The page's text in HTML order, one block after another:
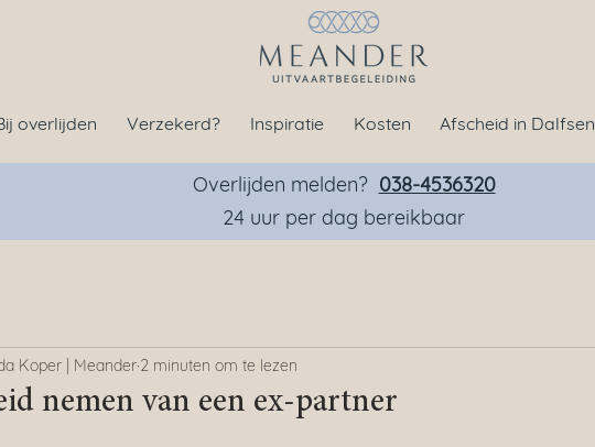
overlijden Verzekerd? Inspiratie Kosten Afscheid in Dalfsen
Overlijden melden? 038-4536320
24 uur per dag bereikbaar
nemen van een ex-partner
Koper | Meander 2 minuten om te lezen